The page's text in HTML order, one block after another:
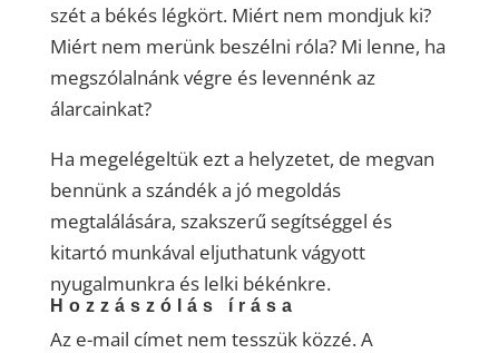
szét a békés légkört. Miért nem mondjuk ki?
Miért nem merünk beszélni róla? Mi lenne, ha
megszólalnánk végre és levennénk az
álarcainkat?
Ha megelégeltük ezt a helyzetet, de megvan
bennünk a szándék a jó megoldás
megtalálására, szakszerű segítséggel és
kitartó munkával eljuthatunk vágyott
nyugalmunkra és lelki békénkre.
Hozzászólás írása
Az e-mail címet nem tesszük közzé.A